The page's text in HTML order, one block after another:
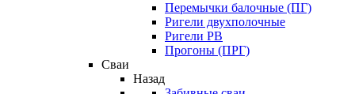
Перемычки балочные (ПГ)
Ригели двухполочные
Ригели РВ
Прогоны (ПРГ)
Сваи
Назад